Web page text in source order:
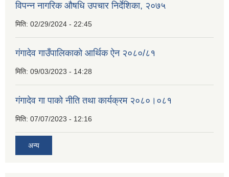
विपन्न नागरिक औषधि उपचार निर्देशिका, २०७५
मिति: 02/29/2024 - 22:45
गंगादेव गाउँपालिकाको आर्थिक ऐन २०८०/८१
मिति: 09/03/2023 - 14:28
गंगादेव गा पाको नीति तथा कार्यक्रम २०८०।०८१
मिति: 07/07/2023 - 12:16
अन्य